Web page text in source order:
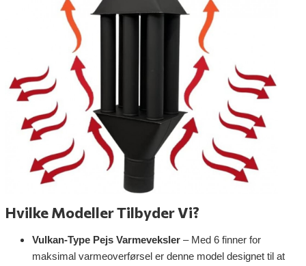
Hvilke Modeller Tilbyder Vi?
Vulkan-Type Pejs Varmeveksler – Med 6 finner for
maksimal varmeoverførsel er denne model designet til at